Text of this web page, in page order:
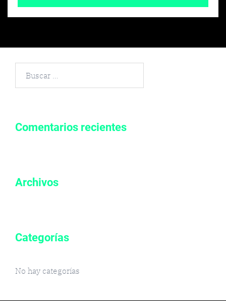
Comentarios recientes
Archivos
Categorías
No hay categorías